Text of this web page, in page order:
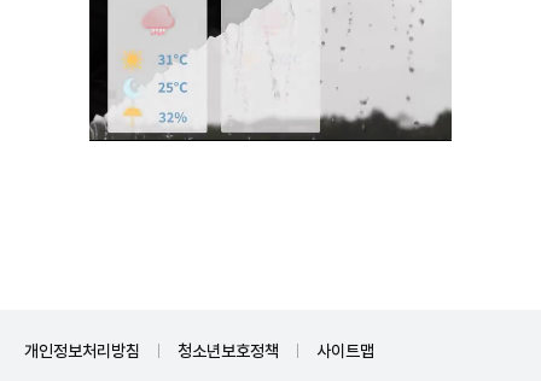
개인정보처리방침 청소년보호정책 사이트맵